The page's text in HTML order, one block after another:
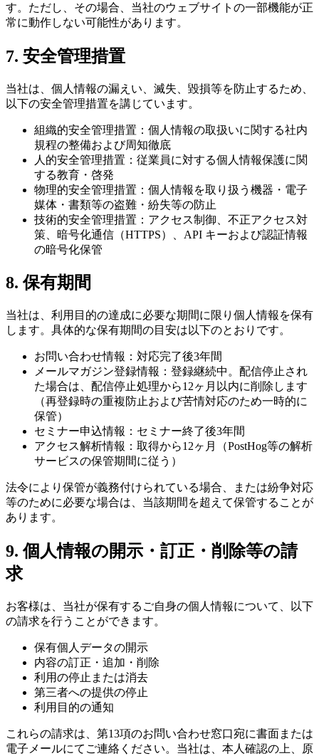
す。ただし、その場合、当社のウェブサイトの一部機能が正
常に動作しない可能性があります。
7. 安全管理措置
当社は、個人情報の漏えい、滅失、毀損等を防止するため、
以下の安全管理措置を講じています。
組織的安全管理措置：個人情報の取扱いに関する社内
規程の整備および周知徹底
人的安全管理措置：従業員に対する個人情報保護に関
する教育・啓発
物理的安全管理措置：個人情報を取り扱う機器・電子
媒体・書類等の盗難・紛失等の防止
技術的安全管理措置：アクセス制御、不正アクセス対
策、暗号化通信（HTTPS）、API キーおよび認証情報
の暗号化保管
8. 保有期間
当社は、利用目的の達成に必要な期間に限り個人情報を保有
します。具体的な保有期間の目安は以下のとおりです。
お問い合わせ情報：対応完了後3年間
メールマガジン登録情報：登録継続中。配信停止され
た場合は、配信停止処理から12ヶ月以内に削除します
（再登録時の重複防止および苦情対応のため一時的に
保管）
セミナー申込情報：セミナー終了後3年間
アクセス解析情報：取得から12ヶ月（PostHog等の解析
サービスの保管期間に従う）
法令により保管が義務付けられている場合、または紛争対応
等のために必要な場合は、当該期間を超えて保管することが
あります。
9. 個人情報の開示・訂正・削除等の請
求
お客様は、当社が保有するご自身の個人情報について、以下
の請求を行うことができます。
保有個人データの開示
内容の訂正・追加・削除
利用の停止または消去
第三者への提供の停止
利用目的の通知
これらの請求は、第13項のお問い合わせ窓口宛に書面または
電子メールにてご連絡ください。当社は、本人確認の上、原